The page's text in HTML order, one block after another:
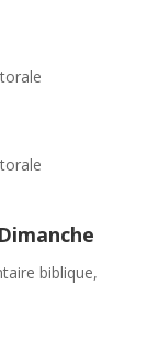
biblique,